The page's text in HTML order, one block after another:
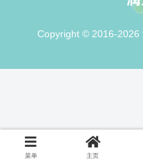
Copyright © 2016-2026
菜单 主页